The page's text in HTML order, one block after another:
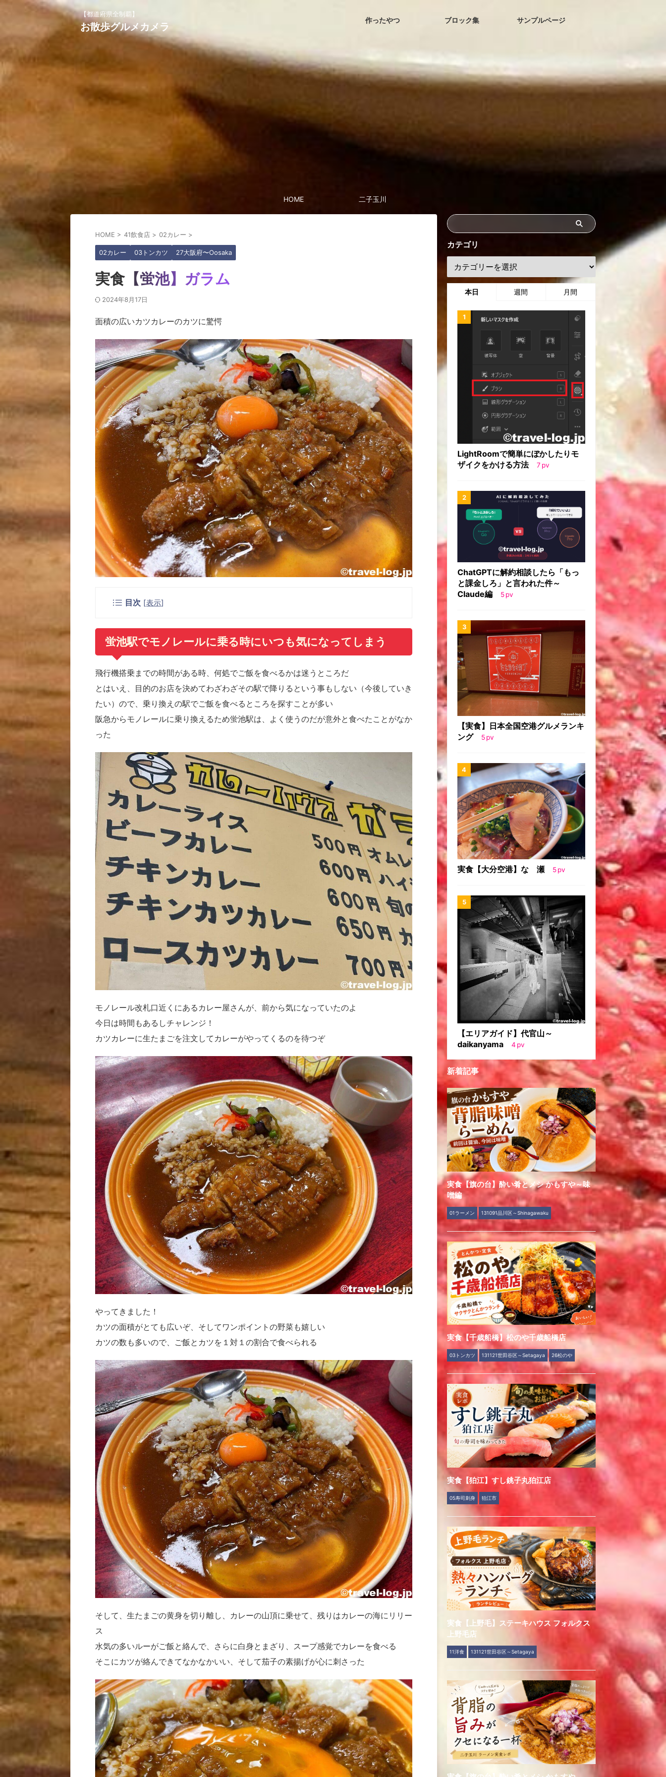
【都道府県全制覇】
お散歩グルメカメラ
作ったやつ ブロック集 サンプルページ
HOME 二子玉川
HOME > 41飲食店 > 02カレー >
02カレー 03トンカツ 27大阪府〜Oosaka
実食【蛍池】ガラム
2024年8月17日
面積の広いカツカレーのカツに驚愕
目次 [表示]
蛍池駅でモノレールに乗る時にいつも気になってしまう
飛行機搭乗までの時間がある時、何処でご飯を食べるかは迷うところだ
とはいえ、目的のお店を決めてわざわざその駅で降りるという事もしない（今後していき
たい）ので、乗り換えの駅でご飯を食べるところを探すことが多い
阪急からモノレールに乗り換えるため蛍池駅は、よく使うのだが意外と食べたことがなか
った
モノレール改札口近くにあるカレー屋さんが、前から気になっていたのよ
今日は時間もあるしチャレンジ！
カツカレーに生たまごを注文してカレーがやってくるのを待つぞ
やってきました！
カツの面積がとても広いぞ、そしてワンポイントの野菜も嬉しい
カツの数も多いので、ご飯とカツを１対１の割合で食べられる
そして、生たまごの黄身を切り離し、カレーの山頂に乗せて、残りはカレーの海にリリー
ス
水気の多いルーがご飯と絡んで、さらに白身とまざり、スープ感覚でカレーを食べる
そこにカツが絡んできてなかなかいい、そして茄子の素揚げが心に刺さった
カテゴリ
本日 週間 月間
LightRoomで簡単にぼかしたりモ
ザイクをかける方法
7 pv
ChatGPTに解約相談したら「もっ
と課金しろ」と言われた件～
Claude編
5pv
【実食】日本全国空港グルメランキ
ング
5pv
実食【大分空港】なゝ瀬 5pv
【エリアガイド】代官山～
daikanyama
4 pv
新着記事
実食【旗の台】酔い肴とメシ かもすや～味
噌編
01ラーメン 131091品川区～Shinagawaku
実食【千歳船橋】松のや千歳船橋店
03トンカツ 131121世田谷区～Setagaya 26松のや
実食【狛江】すし銚子丸狛江店
05寿司刺身 狛江市
実食【上野毛】ステーキハウス フォルクス
上野毛店
11洋食 131121世田谷区～Setagaya